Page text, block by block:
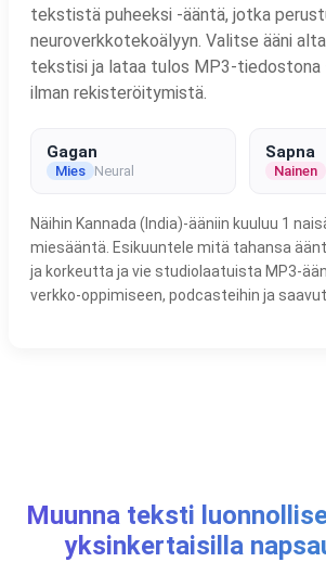
tekstistä puheeksi -ääntä, jotka
neuroverkkotekoälyyn. Valitse ääni
tekstisi ja lataa tulos MP3-tiedostona
ilman rekisteröitymistä.
Gagan
Mies Neural
Sapna
Nainen
Näihin Kannada (India)-ääniin kuuluu 1
miesääntä. Esikuuntele mitä tahansa
ja korkeutta ja vie studiolaatuista MP3-
verkko-oppimiseen, podcasteihin ja
Muunna teksti
yksinkertaisilla